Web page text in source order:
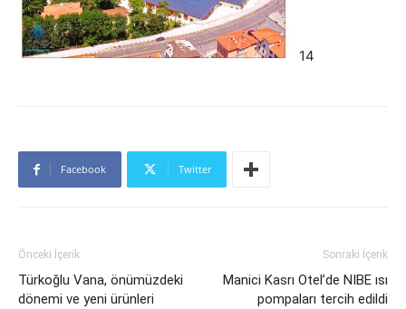
14
Facebook Twitter
Önceki İçerik
Türkoğlu Vana, önümüzdeki
dönemi ve yeni ürünleri
Sonraki İçerik
Manici Kasrı Otel’de NIBE ısı
pompaları tercih edildi